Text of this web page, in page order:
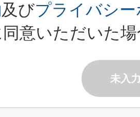
及びプライバシ
意いただいた
未入